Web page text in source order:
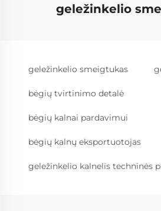
geležinkelio
geležinkelio smeigtukas
bėgių tvirtinimo detalė
bėgių kalnai pardavimui
bėgių kalnų eksportuotojas
geležinkelio kalnelis techninės